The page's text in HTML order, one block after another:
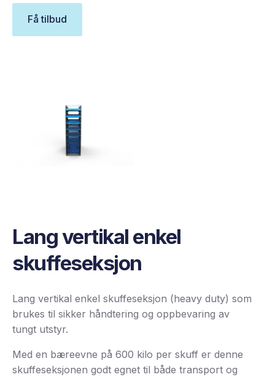
Få tilbud
Lang vertikal enkel
skuffeseksjon
Lang vertikal enkel skuffeseksjon (heavy duty) som
brukes til sikker håndtering og oppbevaring av
tungt utstyr.
Med en bæreevne på 600 kilo per skuff er denne
skuffeseksjonen godt egnet til både transport og